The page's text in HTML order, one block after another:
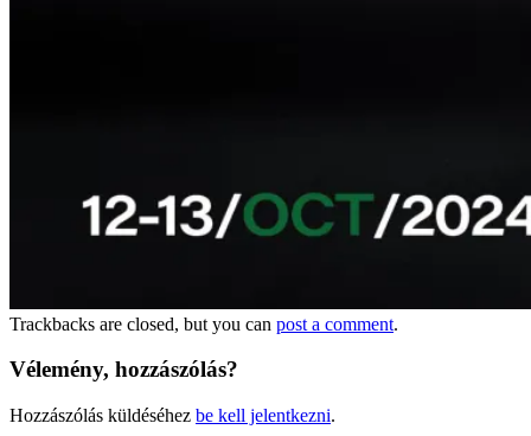
Trackbacks are closed, but you can post a comment.
Vélemény, hozzászólás?
Hozzászólás küldéséhez be kell jelentkezni.